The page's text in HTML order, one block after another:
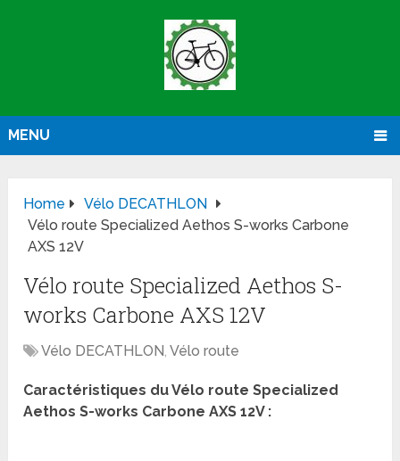
MENU
Home
Vélo DECATHLON
Vélo route Specialized Aethos S-works Carbone
AXS 12V
Vélo route Specialized Aethos S-
works Carbone AXS 12V
Vélo DECATHLON,Vélo route
Caractéristiques du Vélo route Specialized
Aethos S-works Carbone AXS 12V :